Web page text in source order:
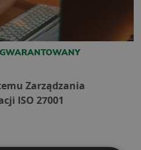
Zarządzania
ISO 27001